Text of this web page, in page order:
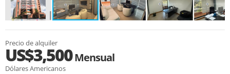
Precio de alquiler
US$3,500Mensual
Dólares Americanos